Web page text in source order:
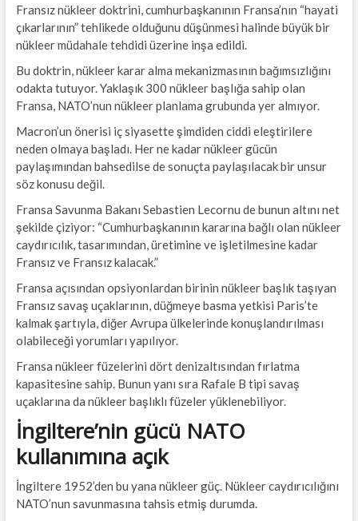
Fransız nükleer doktrini, cumhurbaşkanının Fransa’nın “hayati
çıkarlarının” tehlikede olduğunu düşünmesi halinde büyük bir
nükleer müdahale tehdidi üzerine inşa edildi.
Bu doktrin, nükleer karar alma mekanizmasının bağımsızlığını
odakta tutuyor. Yaklaşık 300 nükleer başlığa sahip olan
Fransa, NATO’nun nükleer planlama grubunda yer almıyor.
Macron’un önerisi iç siyasette şimdiden ciddi eleştirilere
neden olmaya başladı. Her ne kadar nükleer gücün
paylaşımından bahsedilse de sonuçta paylaşılacak bir unsur
söz konusu değil.
Fransa Savunma Bakanı Sebastien Lecornu de bunun altını net
şekilde çiziyor: “Cumhurbaşkanının kararına bağlı olan nükleer
caydırıcılık, tasarımından, üretimine ve işletilmesine kadar
Fransız ve Fransız kalacak.”
Fransa açısından opsiyonlardan birinin nükleer başlık taşıyan
Fransız savaş uçaklarının, düğmeye basma yetkisi Paris’te
kalmak şartıyla, diğer Avrupa ülkelerinde konuşlandırılması
olabileceği yorumları yapılıyor.
Fransa nükleer füzelerini dört denizaltısından fırlatma
kapasitesine sahip. Bunun yanı sıra Rafale B tipi savaş
uçaklarına da nükleer başlıklı füzeler yüklenebiliyor.
İngiltere’nin gücü NATO
kullanımına açık
İngiltere 1952’den bu yana nükleer güç. Nükleer caydırıcılığını
NATO’nun savunmasına tahsis etmiş durumda.